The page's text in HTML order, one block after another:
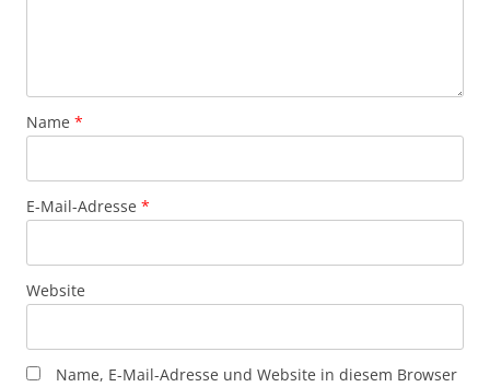
Name *
E-Mail-Adresse *
Website
Name, E-Mail-Adresse und Website in diesem Browser